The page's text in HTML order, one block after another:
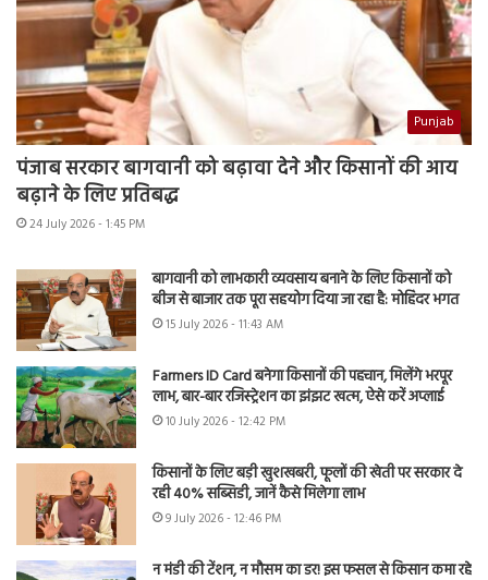
Punjab
पंजाब सरकार बागवानी को बढ़ावा देने और किसानों की आय
बढ़ाने के लिए प्रतिबद्ध
24 July 2026 - 1:45 PM
बागवानी को लाभकारी व्यवसाय बनाने के लिए किसानों को
बीज से बाजार तक पूरा सहयोग दिया जा रहा है: मोहिंदर भगत
15 July 2026 - 11:43 AM
Farmers ID Card बनेगा किसानों की पहचान, मिलेंगे भरपूर
लाभ, बार-बार रजिस्ट्रेशन का झंझट खत्म, ऐसे करें अप्लाई
10 July 2026 - 12:42 PM
किसानों के लिए बड़ी खुशखबरी, फूलों की खेती पर सरकार दे
रही 40% सब्सिडी, जानें कैसे मिलेगा लाभ
9 July 2026 - 12:46 PM
न मंडी की टेंशन, न मौसम का डर! इस फसल से किसान कमा रहे